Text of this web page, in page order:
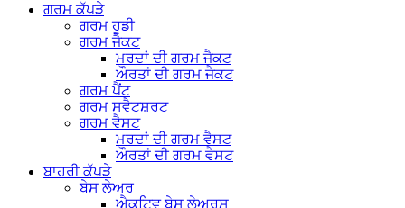
ਗਰਮ ਕੱਪੜੇ
ਗਰਮ ਹੂਡੀ
ਗਰਮ ਜੈਕਟ
ਮਰਦਾਂ ਦੀ ਗਰਮ ਜੈਕਟ
ਔਰਤਾਂ ਦੀ ਗਰਮ ਜੈਕਟ
ਗਰਮ ਪੈਂਟ
ਗਰਮ ਸਵੈਟਸ਼ਰਟ
ਗਰਮ ਵੈਸਟ
ਮਰਦਾਂ ਦੀ ਗਰਮ ਵੈਸਟ
ਔਰਤਾਂ ਦੀ ਗਰਮ ਵੈਸਟ
ਬਾਹਰੀ ਕੱਪੜੇ
ਬੇਸ ਲੇਅਰ
ਐਕਟਿਵ ਬੇਸ ਲੇਅਰਸ